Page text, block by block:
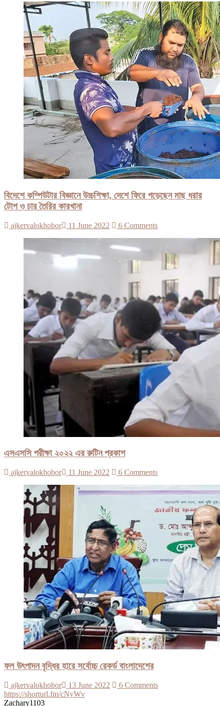
বিদেশে কম্পিউটার বিজ্ঞানে উচ্চশিক্ষা, দেশে ফিরে গড়েছেন মাছ ধরার
টোপ ও চার তৈরির কারখানা
ajkervalokhobor 11 June 2022 6 Comments
এসএসসি পরীক্ষা ২০২২ এর রুটিন প্রকাশ
ajkervalokhobor 11 June 2022 6 Comments
ফল উৎপাদন বৃদ্ধির হারে সর্বোচ্চ রেকর্ড বাংলাদেশের
ajkervalokhobor 13 June 2022
6 Comments
https://shorturl.fm/cNyWv
Zachary1103